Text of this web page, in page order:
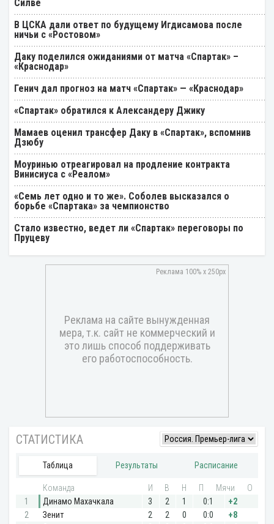
Силве
В ЦСКА дали ответ по будущему Игдисамова после
ничьи с «Ростовом»
Даку поделился ожиданиями от матча «Спартак» –
«Краснодар»
Генич дал прогноз на матч «Спартак» — «Краснодар»
«Спартак» обратился к Александеру Джику
Мамаев оценил трансфер Даку в «Спартак», вспомнив
Дзюбу
Моуринью отреагировал на продление контракта
Винисиуса с «Реалом»
«Семь лет одно и то же». Соболев высказался о
борьбе «Спартака» за чемпионство
Стало известно, ведет ли «Спартак» переговоры по
Пруцеву